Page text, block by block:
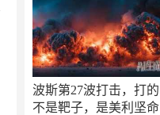
波斯第27波打击，打的
不是靶子，是美利坚命